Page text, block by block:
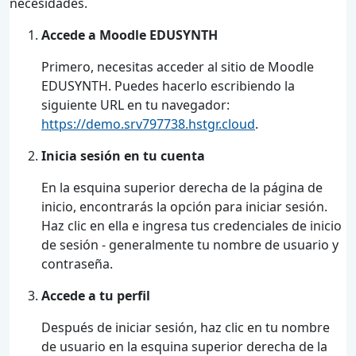
Accede a Moodle EDUSYNTH
Primero, necesitas acceder al sitio de Moodle
EDUSYNTH. Puedes hacerlo escribiendo la
siguiente URL en tu navegador:
https://demo.srv797738.hstgr.cloud.
Inicia sesión en tu cuenta
En la esquina superior derecha de la página de
inicio, encontrarás la opción para iniciar sesión.
Haz clic en ella e ingresa tus credenciales de inicio
de sesión - generalmente tu nombre de usuario y
contraseña.
Accede a tu perfil
Después de iniciar sesión, haz clic en tu nombre
de usuario en la esquina superior derecha de la